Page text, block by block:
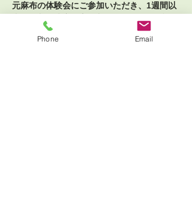
元麻布の体験会にご参加いただき、1週間以
2,000円）が半額に！
＊8月、9月入会の方に適用
Phone Email